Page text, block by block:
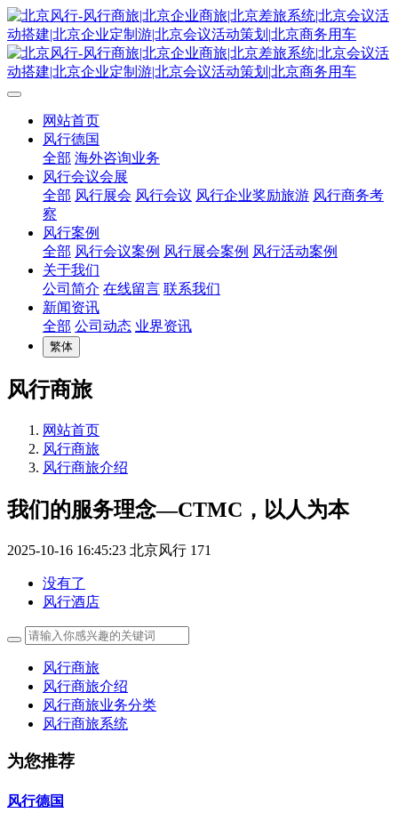
网站首页
风行德国
全部 海外咨询业务
风行会议会展
全部 风行展会 风行会议 风行企业奖励旅游 风行商务考
察
风行案例
全部 风行会议案例 风行展会案例 风行活动案例
关于我们
公司简介 在线留言 联系我们
新闻资讯
全部 公司动态 业界资讯
繁体
风行商旅
网站首页
风行商旅
风行商旅介绍
我们的服务理念—CTMC，以人为本
2025-10-16 16:45:23 北京风行 171
没有了
风行酒店
风行商旅
风行商旅介绍
风行商旅业务分类
风行商旅系统
为您推荐
风行德国